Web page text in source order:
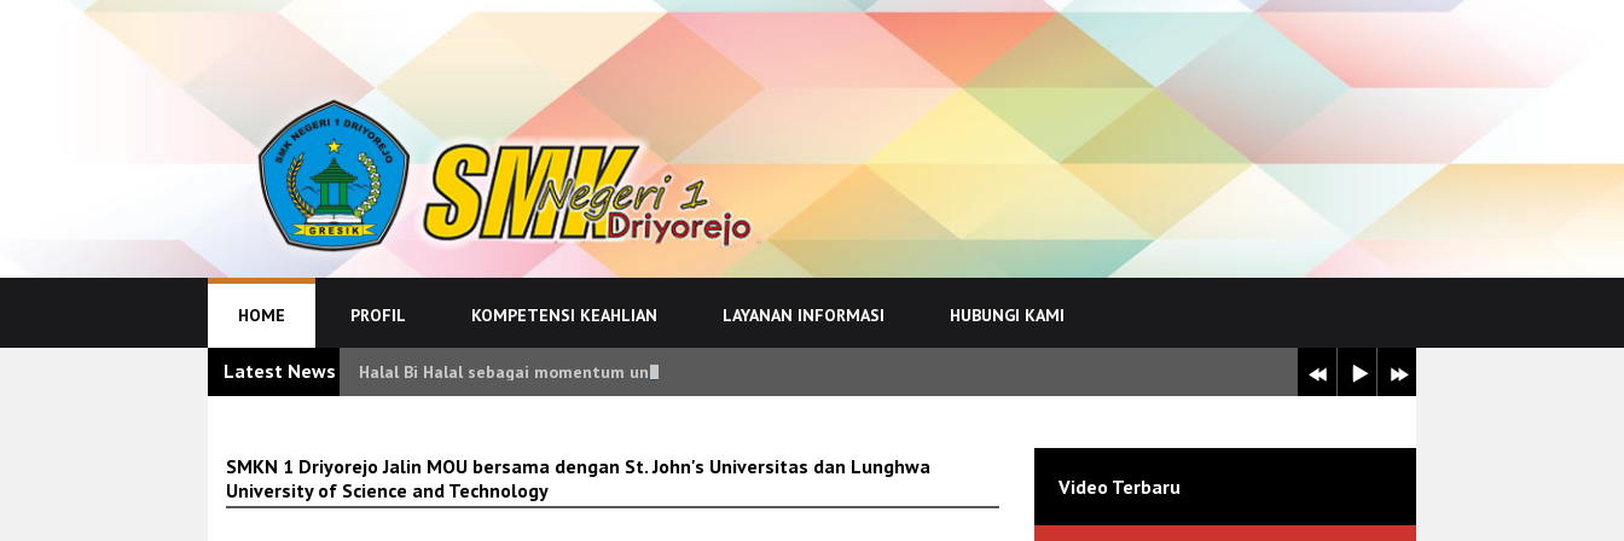
HOME PROFIL KOMPETENSI KEAHLIAN LAYANAN INFORMASI HUBUNGI KAMI
Latest News Halal Bi Halal sebagai momentum untuk memperkuat komitmen dalam menciptakan budaya sekolah yang positif dan berkelanjutan.
SMKN 1 Driyorejo Jalin MOU bersama dengan St. John's Universitas dan Lunghwa
University of Science and Technology
Video Terbaru